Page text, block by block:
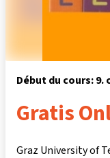
Début du cours: 9.
Gratis
Graz University of